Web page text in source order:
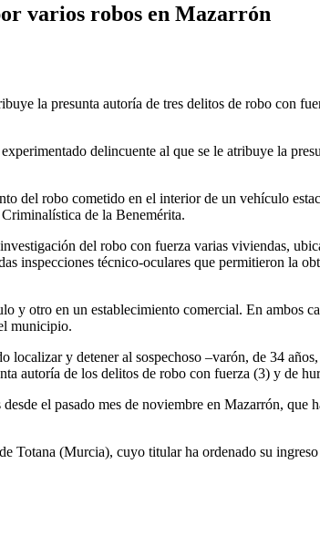
varios robos en Mazarrón
la presunta autoría de tres delitos de robo con
delincuente al que se le atribuye la
del robo cometido en el interior de un vehículo
de la Benemérita.
del robo con fuerza varias viviendas,
inspecciones técnico-oculares que permitieron la
y otro en un establecimiento comercial. En ambos
municipio.
localizar y detener al sospechoso –varón, de 34
autoría de los delitos de robo con fuerza (3) y de
el pasado mes de noviembre en Mazarrón, que
Totana (Murcia), cuyo titular ha ordenado su